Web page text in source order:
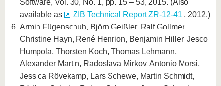
Software, Vol. 30, No. 1, pp. 15 – 53, 2015. (Also
available as
ZIB Technical Report ZR-12-41 , 2012.)
Armin Fügenschuh, Björn Geißler, Ralf Gollmer,
Christine Hayn, René Henrion, Benjamin Hiller, Jesco
Humpola, Thorsten Koch, Thomas Lehmann,
Alexander Martin, Radoslava Mirkov, Antonio Morsi,
Jessica Rövekamp, Lars Schewe, Martin Schmidt,